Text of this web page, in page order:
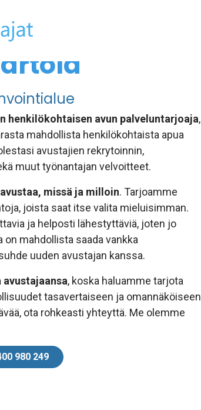
henkilökohtaisen avun palveluntarjoaja,
mahdollista henkilökohtaista apua
avustajien rekrytoinnin,
muut työnantajan velvoitteet.
missä ja milloin. Tarjoamme
joista saat itse valita mieluisimman.
ja helposti lähestyttäviä, joten jo
mahdollista saada vankka
uuden avustajan kanssa.
, koska haluamme tarjota
tasavertaiseen ja omannäköiseen
ota rohkeasti yhteyttä. Me olemme
980 249